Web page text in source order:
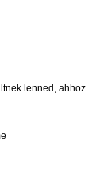
lenned, ahhoz